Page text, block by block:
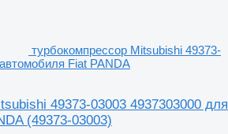
турбокомпрессор Mitsubishi 49373-
Fiat PANDA
49373-03003 4937303000 для
(49373-03003)